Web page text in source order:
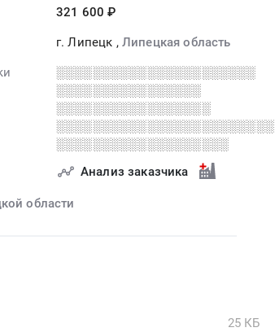
321 600 ₽
г. Липецк , Липецкая область
░░░░░░░░░░░░░░░░░░░░░░
░░░░░░░░░░░░░░░░
░░░░░░░░░░░░░░░░░
░░░░░░░░░░░░░░░░░░░░░░░░
░░░░░░░░░░░░░░░░░░░
Анализ заказчика
области
25 КБ